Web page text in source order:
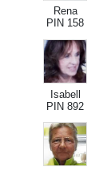
Rena
PIN 158
Isabell
PIN 892